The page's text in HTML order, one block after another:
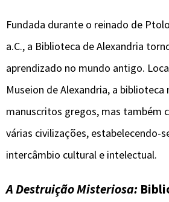
Fundada durante o reinado de
a.C., a Biblioteca de Alexandria
aprendizado no mundo antigo.
Museion de Alexandria, a biblioteca
manuscritos gregos, mas também
várias civilizações, estabelecendo-
intercâmbio cultural e intelectual.
A Destruição Misteriosa: